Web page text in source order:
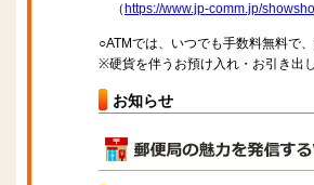
（ https://www.jp-comm.jp/
○ATMでは、いつでも手数料無料で
※硬貨を伴うお預け入れ・お引き出
お知らせ